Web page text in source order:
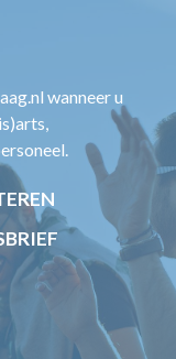
wanneer u